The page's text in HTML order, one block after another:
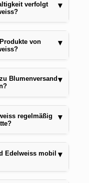
verfolgt
▾
von
▾
Blumenversand▾
regelmäßig
▾
Edelweiss mobil ▾